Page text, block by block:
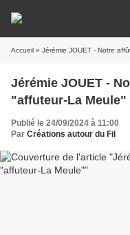
Accueil » Jérémie JOUET - Notre
Jérémie JOUET -
"affuteur-La Meule"
Publié le 24/09/2024 à 11:00
Par Créations autour du Fil